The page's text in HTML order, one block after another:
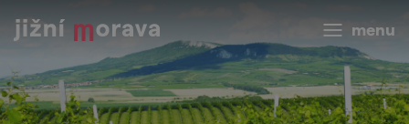
menu